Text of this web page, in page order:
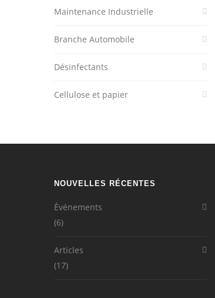
Maintenance Industrielle
Branche Automobile
Désinfectants
Cellulose et papier
NOUVELLES RÉCENTES
Événements
(6)
Articles
(17)